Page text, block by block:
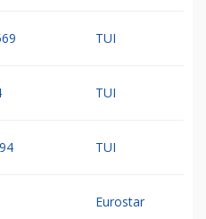
TUI
TUI
TUI
Eurostar